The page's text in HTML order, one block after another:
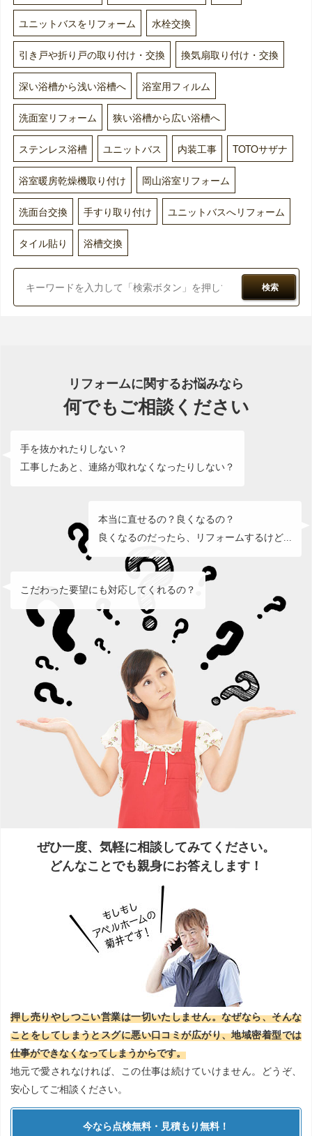
ユニットバスをリフォーム 水栓交換
引き戸や折り戸の取り付け・交換 換気扇取り付け・交換
深い浴槽から浅い浴槽へ 浴室用フィルム
洗面室リフォーム 狭い浴槽から広い浴槽へ
ステンレス浴槽 ユニットバス 内装工事 TOTOサザナ
浴室暖房乾燥機取り付け 岡山浴室リフォーム
洗面台交換 手すり取り付け ユニットバスへリフォーム
タイル貼り 浴槽交換
検索
リフォームに関するお悩みなら
何でもご相談ください
手を抜かれたりしない？
工事したあと、連絡が取れなくなったりしない？
本当に直せるの？良くなるの？
良くなるのだったら、リフォームするけど...
こだわった要望にも対応してくれるの？
ぜひ一度、気軽に相談してみてください。
どんなことでも親身にお答えします！
押し売りやしつこい営業は一切いたしません。なぜなら、そんな
ことをしてしまうとスグに悪い口コミが広がり、地域密着型では
仕事ができなくなってしまうからです。
地元で愛されなければ、この仕事は続けていけません。どうぞ、
安心してご相談ください。
今なら点検無料・見積もり無料！